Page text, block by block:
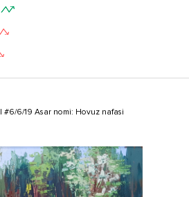
| #6/6/19 Asar nomi: Hovuz nafasi